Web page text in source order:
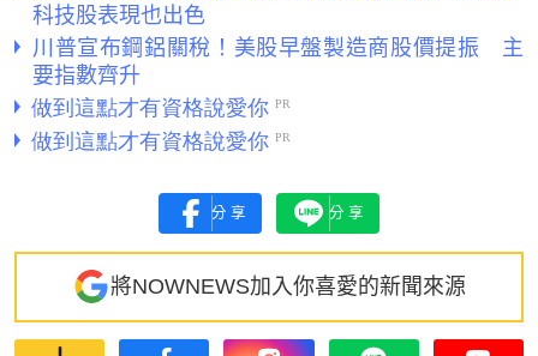
科技股表現也出色
川普宣布鋼鋁關稅！美股早盤製造商股價提振 主
要指數齊升
分享 分享
將NOWNEWS加入你喜愛的新聞來源